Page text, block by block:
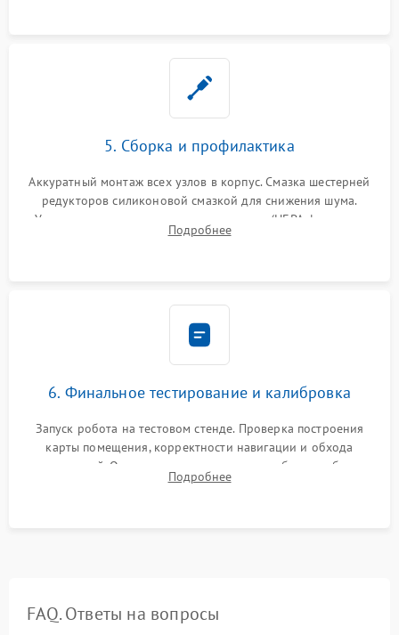
5. Сборка и профилактика
Аккуратный монтаж всех узлов в корпус. Смазка шестерней
редукторов силиконовой смазкой для снижения шума.
Установка новых расходных материалов (HEPA-фильтров,
микрофибры, щеток). Надежная фиксация разъемов и
Подробнее
6. Финальное тестирование и калибровка
Запуск робота на тестовом стенде. Проверка построения
карты помещения, корректности навигации и обхода
препятствий. Оценка силы всасывания и работы турбины.
Тестирование автоматического возврата на док-станцию и
Подробнее
FAQ. Ответы на вопросы